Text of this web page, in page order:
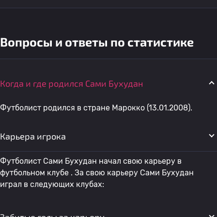
Вопросы и ответы по статистике
Когда и где родился Сами Бухудан
Футболист родился в стране Марокко (13.01.2008).
Карьера игрока
Футболист Сами Бухудан начал свою карьеру в
футбольном клубе . За свою карьеру Сами Бухудан
играл в следующих клубах: